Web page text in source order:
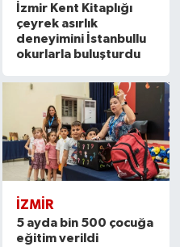
İzmir Kent Kitaplığı
çeyrek asırlık
deneyimini İstanbullu
okurlarla buluşturdu
İZMIR
5 ayda bin 500 çocuğa
eğitim verildi